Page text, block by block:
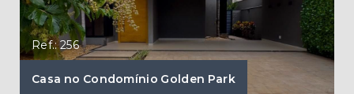
Ref.: 256
Casa no Condomínio Golden Park